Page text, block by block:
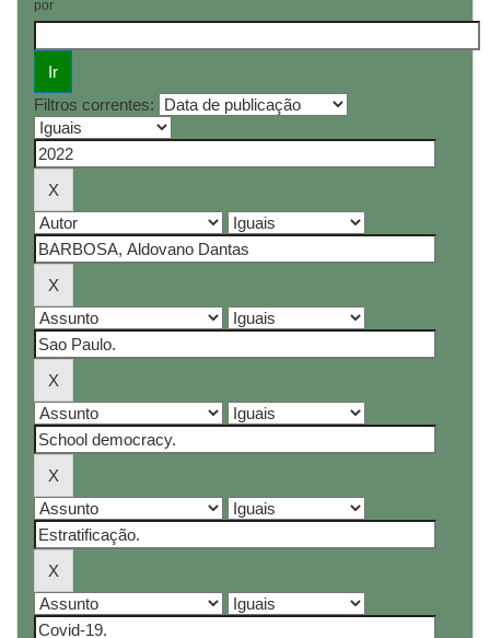
por
Filtros correntes: